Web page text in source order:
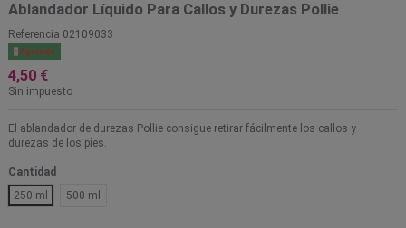
Ablandador Líquido Para Callos y Durezas Pollie
Referencia 02109033
 Agotado
4,50 €
Sin impuesto
El ablandador de durezas Pollie consigue retirar fácilmente los callos y
durezas de los pies.
Cantidad
250 ml
500 ml